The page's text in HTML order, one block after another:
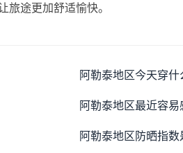
途更加舒适愉快。
阿勒泰地区今天穿什
阿勒泰地区最近容易
阿勒泰地区防晒指数